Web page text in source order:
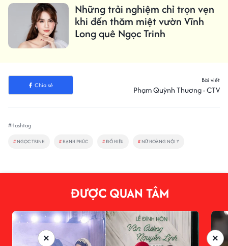
Những trải nghiệm chỉ trọn vẹn
khi đến thăm miệt vườn Vĩnh
Long quê Ngọc Trinh
Chia sẻ
Bài viết
Phạm Quỳnh Thương - CTV
#Hashtag
# NGỌC TRINH # HẠNH PHÚC #ĐỒ HIỆU # NỮ HOÀNG NỘI Y
ĐƯỢC QUAN TÂM
×
×